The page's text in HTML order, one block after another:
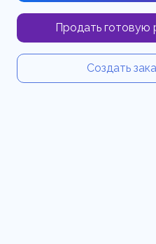
Продать готовую
Создать